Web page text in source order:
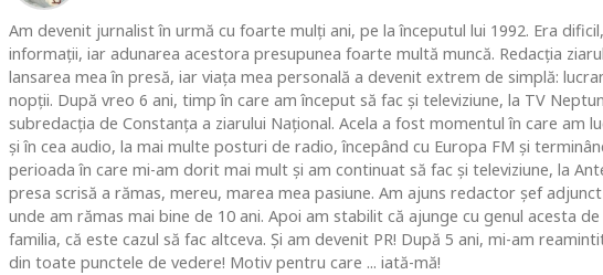
Am devenit jurnalist în urmă cu foarte mulţi ani, pe la începutul lui 1992. Era
informaţii, iar adunarea acestora presupunea foarte multă muncă. Redacţia
lansarea mea în presă, iar viaţa mea personală a devenit extrem de simplă:
nopţii. După vreo 6 ani, timp în care am început să fac şi televiziune, la TV
subredacţia de Constanţa a ziarului Naţional. Acela a fost momentul în care am
şi în cea audio, la mai multe posturi de radio, începând cu Europa FM şi
perioada în care mi-am dorit mai mult şi am continuat să fac şi televiziune, la
presa scrisă a rămas, mereu, marea mea pasiune. Am ajuns redactor şef
unde am rămas mai bine de 10 ani. Apoi am stabilit că ajunge cu genul acesta
familia, că este cazul să fac altceva. Şi am devenit PR! După 5 ani, mi-am
din toate punctele de vedere! Motiv pentru care ... iată-mă!